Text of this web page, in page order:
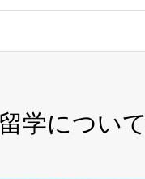
学について